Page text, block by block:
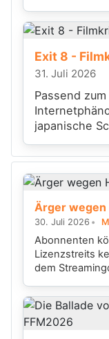
Exit 8 -
31. Juli 2026
Passend
japanische
Videospiel
Ärger wegen
30. Juli 2026
Abonnenten
Lizenzstreits
dem